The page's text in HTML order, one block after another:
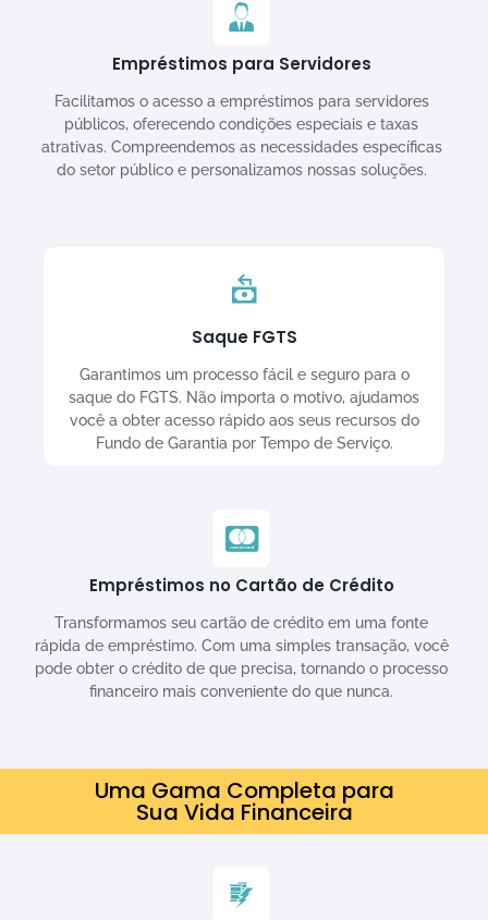
Empréstimos para Servidores
Facilitamos o acesso a empréstimos para servidores
públicos, oferecendo condições especiais e taxas
atrativas. Compreendemos as necessidades específicas
do setor público e personalizamos nossas soluções.
Saque FGTS
Garantimos um processo fácil e seguro para o
saque do FGTS. Não importa o motivo, ajudamos
você a obter acesso rápido aos seus recursos do
Fundo de Garantia por Tempo de Serviço.
Empréstimos no Cartão de Crédito
Transformamos seu cartão de crédito em uma fonte
rápida de empréstimo. Com uma simples transação, você
pode obter o crédito de que precisa, tornando o processo
financeiro mais conveniente do que nunca.
Uma Gama Completa para
Sua Vida Financeira